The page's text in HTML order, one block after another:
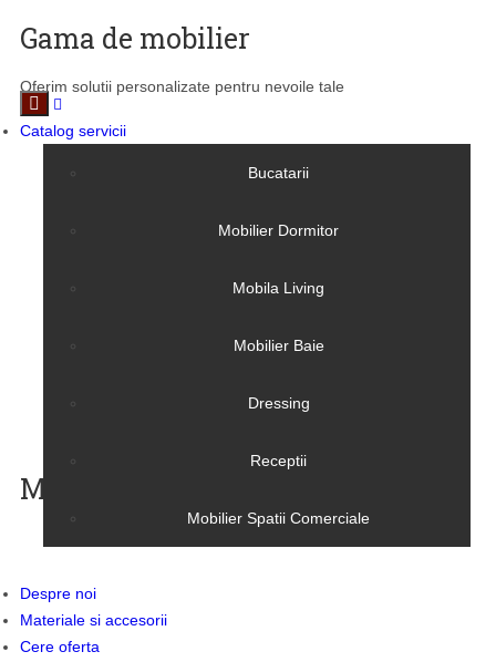
Catalog servicii
Bucatarii
Mobilier Dormitor
Mobila Living
Mobilier Baie
Dressing
Receptii
Mobilier Spatii Comerciale
Despre noi
Materiale si accesorii
Cere oferta
Gama de mobilier
Oferim solutii personalizate pentru nevoile tale
Mobilier Bucatarie